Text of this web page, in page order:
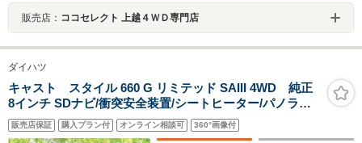
販売店： ココセレクト 上越４ＷＤ専門店
ダイハツ
キャスト スタイル 660 G リミテッド SAIII 4WD 純正
8インチ SDナビ/衝突安全装置/シートヒーター/パノラマ
モニター/車線逸脱防止支援システム/ドライブレコーダー
純正/ヘッドランプ LED/Bluetooth接続/EBD付ABS
販売店保証 購入プラン付 オンライン相談可 360°画像付